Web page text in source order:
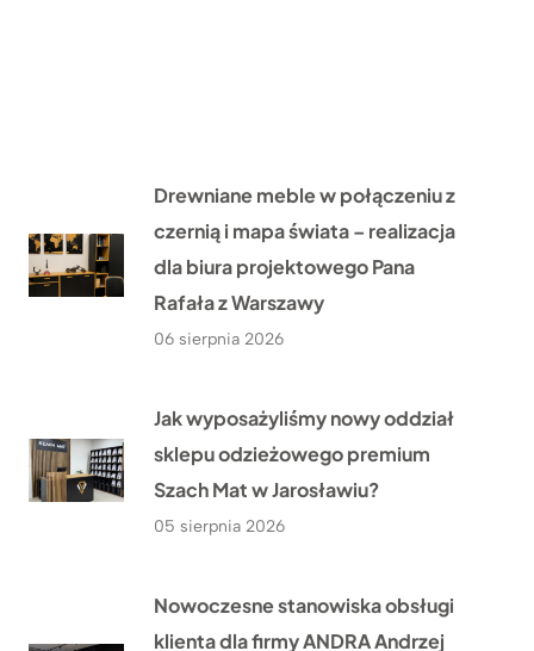
Drewniane meble w połączeniu z
czernią i mapa świata – realizacja
dla biura projektowego Pana
Rafała z Warszawy
06 sierpnia 2026
Jak wyposażyliśmy nowy oddział
sklepu odzieżowego premium
Szach Mat w Jarosławiu?
05 sierpnia 2026
Nowoczesne stanowiska obsługi
klienta dla firmy ANDRA Andrzej